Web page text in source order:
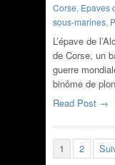
Corse, Epaves
sous-marines,
L’épave de
de Corse, un
guerre
binôme de
Read Post →
1 2